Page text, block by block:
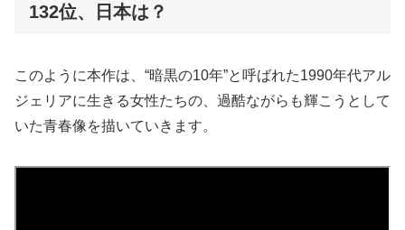
132位、日本は？
このように本作は、“暗黒の10年”と呼ばれた1990年代アル
ジェリアに生きる女性たちの、過酷ながらも輝こうとして
いた青春像を描いていきます。